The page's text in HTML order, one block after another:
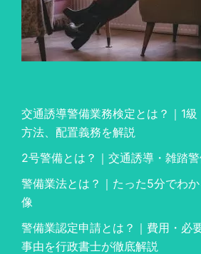
交通誘導警備業務検定とは？｜1
方法、配置義務を解説
2号警備とは？｜交通誘導・雑踏
警備業法とは？｜たった5分でわ
像
警備業認定申請とは？｜費用・必
事由を行政書士が徹底解説